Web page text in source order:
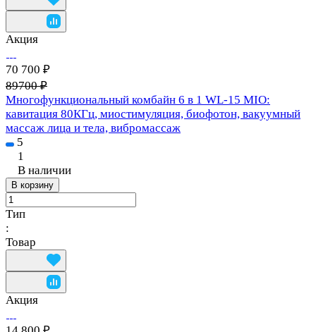
Акция
70 700 ₽
89700 ₽
Многофункциональный комбайн 6 в 1 WL-15 MIO:
кавитация 80КГц, миостимуляция, биофотон, вакуумный
массаж лица и тела, вибромассаж
5
1
В наличии
В корзину
Тип
:
Товар
Акция